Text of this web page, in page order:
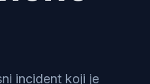
incident koji je